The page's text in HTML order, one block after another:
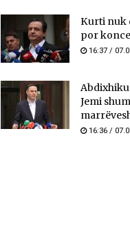
Kurti nuk
por
16:37 /
Jemi
16:36 /